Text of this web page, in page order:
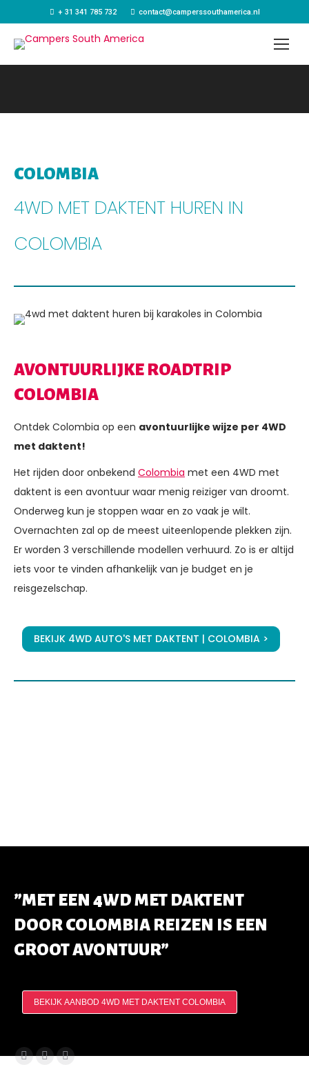
+ 31 341 785 732 contact@camperssouthamerica.nl
COLOMBIA
4WD MET DAKTENT HUREN IN
COLOMBIA
AVONTUURLIJKE ROADTRIP
COLOMBIA
Ontdek Colombia op een avontuurlijke wijze per 4WD
met daktent!
Het rijden door onbekend Colombia met een 4WD met
daktent is een avontuur waar menig reiziger van droomt.
Onderweg kun je stoppen waar en zo vaak je wilt.
Overnachten zal op de meest uiteenlopende plekken zijn.
Er worden 3 verschillende modellen verhuurd. Zo is er altijd
iets voor te vinden afhankelijk van je budget en je
reisgezelschap.
BEKIJK 4WD AUTO'S MET DAKTENT | COLOMBIA >
”MET EEN 4WD MET DAKTENT
DOOR COLOMBIA REIZEN IS EEN
GROOT AVONTUUR”
BEKIJK AANBOD 4WD MET DAKTENT COLOMBIA
Vind ons op: